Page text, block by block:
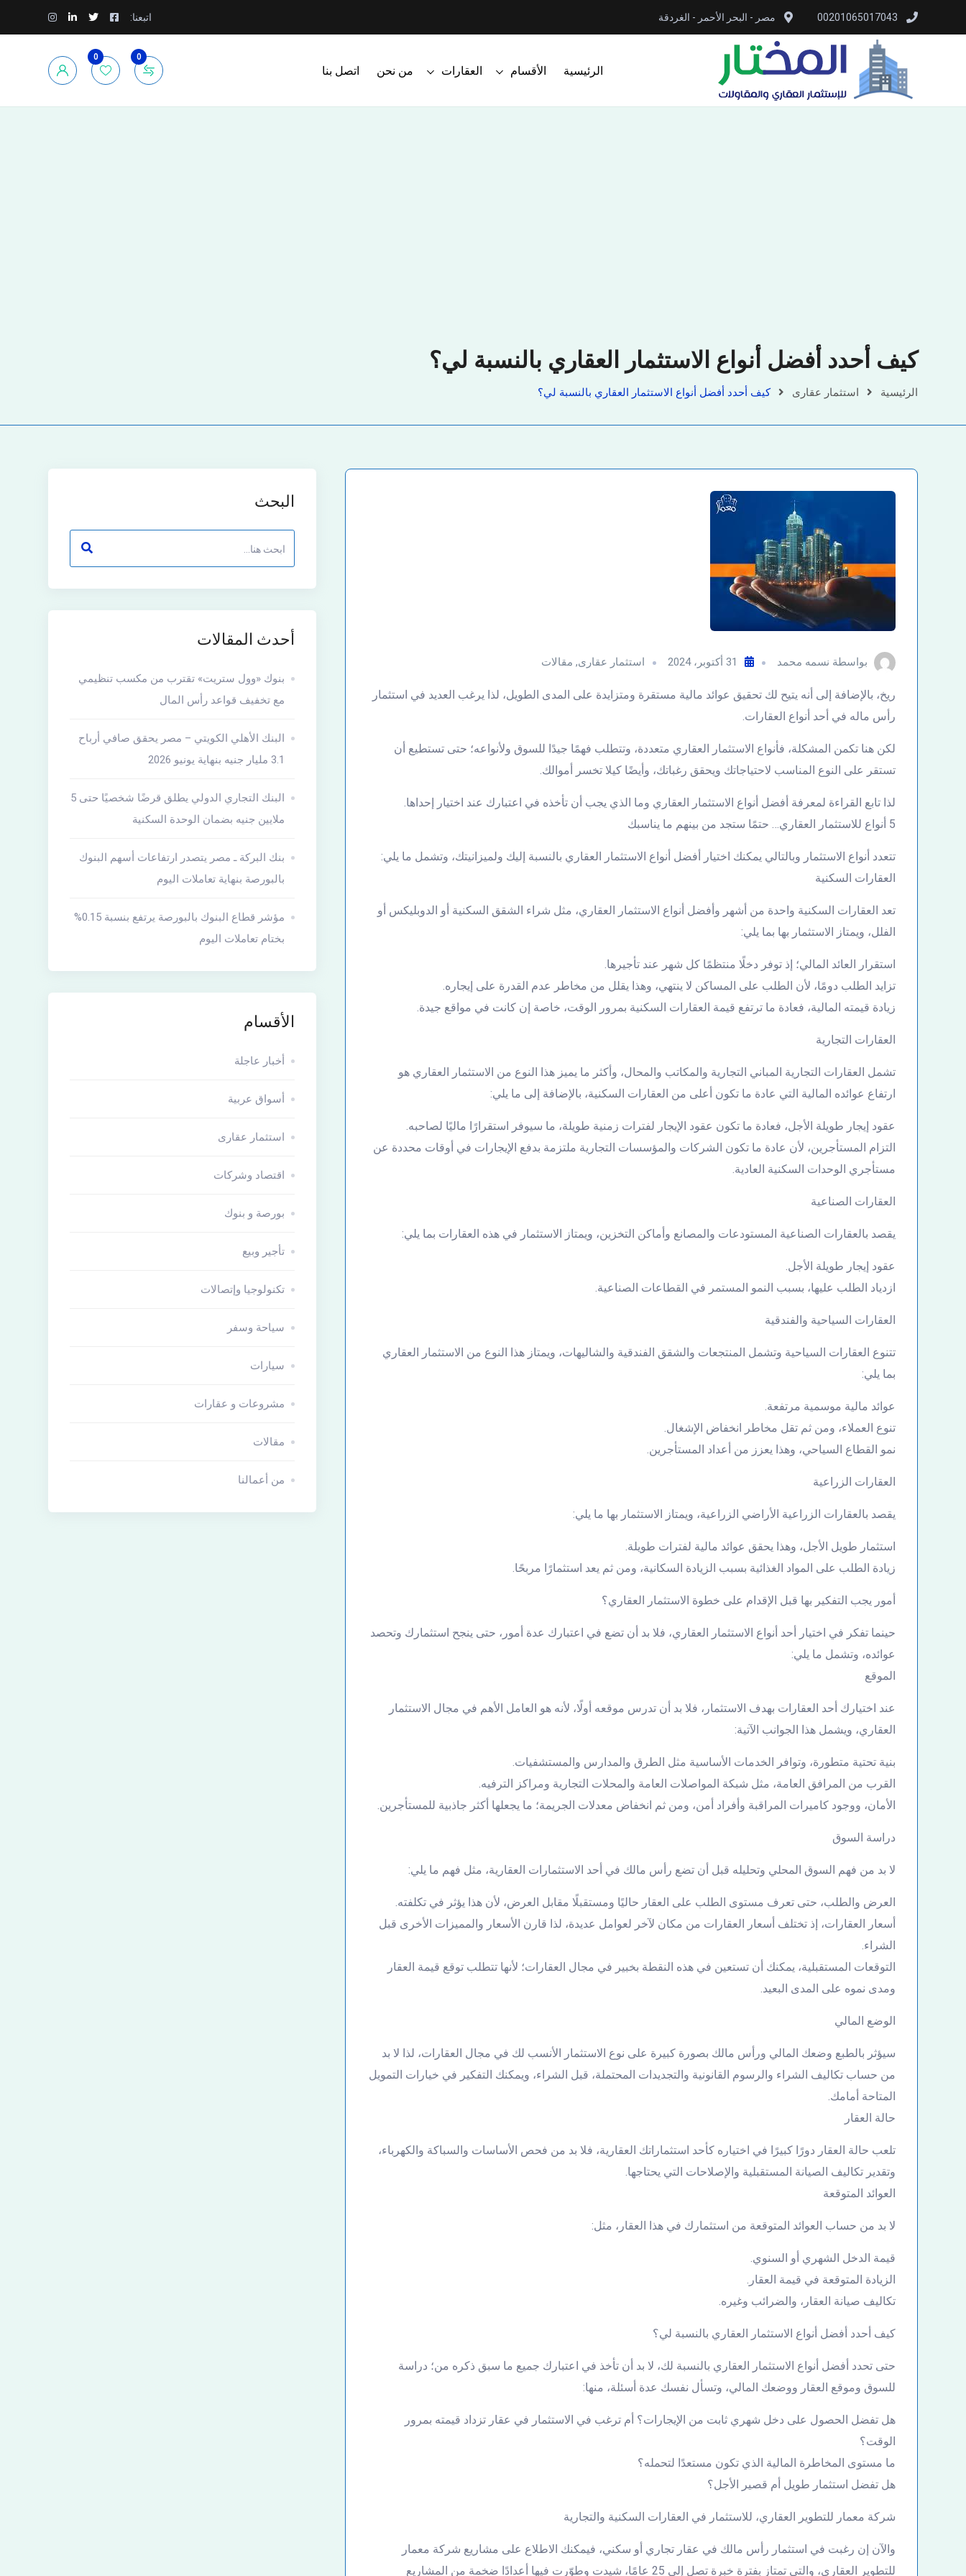
00201065017043 مصر - البحر الأحمر - الغردقة اتبعنا:
الرئيسية الأقسام العقارات من نحن اتصل بنا
0
0
كيف أحدد أفضل أنواع الاستثمار العقاري بالنسبة لي؟
الرئيسية استثمار عقارى كيف أحدد أفضل أنواع الاستثمار العقاري بالنسبة لي؟
بواسطة نسمه محمد 31 أكتوبر، 2024 استثمار عقارى, مقالات
ريخ، بالإضافة إلى أنه يتيح لك تحقيق عوائد مالية مستقرة ومتزايدة على المدى الطويل، لذا يرغب العديد في استثمار
رأس ماله في أحد أنواع العقارات.
لكن هنا تكمن المشكلة، فأنواع الاستثمار العقاري متعددة، وتتطلب فهمًا جيدًا للسوق ولأنواعه؛ حتى تستطيع أن
تستقر على النوع المناسب لاحتياجاتك ويحقق رغباتك، وأيضًا كيلا تخسر أموالك.
لذا تابع القراءة لمعرفة أفضل أنواع الاستثمار العقاري وما الذي يجب أن تأخذه في اعتبارك عند اختيار إحداها.
5 أنواع للاستثمار العقاري… حتمًا ستجد من بينهم ما يناسبك
تتعدد أنواع الاستثمار وبالتالي يمكنك اختيار أفضل أنواع الاستثمار العقاري بالنسبة إليك ولميزانيتك، وتشمل ما يلي:
العقارات السكنية
تعد العقارات السكنية واحدة من أشهر وأفضل أنواع الاستثمار العقاري، مثل شراء الشقق السكنية أو الدوبليكس أو
الفلل، ويمتاز الاستثمار بها بما يلي:
استقرار العائد المالي؛ إذ توفر دخلًا منتظمًا كل شهر عند تأجيرها.
تزايد الطلب دومًا، لأن الطلب على المساكن لا ينتهي، وهذا يقلل من مخاطر عدم القدرة على إيجاره.
زيادة قيمته المالية، فعادة ما ترتفع قيمة العقارات السكنية بمرور الوقت، خاصة إن كانت في مواقع جيدة.
العقارات التجارية
تشمل العقارات التجارية المباني التجارية والمكاتب والمحال، وأكثر ما يميز هذا النوع من الاستثمار العقاري هو
ارتفاع عوائده المالية التي عادة ما تكون أعلى من العقارات السكنية، بالإضافة إلى ما يلي:
عقود إيجار طويلة الأجل، فعادة ما تكون عقود الإيجار لفترات زمنية طويلة، ما سيوفر استقرارًا ماليًا لصاحبه.
التزام المستأجرين، لأن عادة ما تكون الشركات والمؤسسات التجارية ملتزمة بدفع الإيجارات في أوقات محددة عن
مستأجري الوحدات السكنية العادية.
العقارات الصناعية
يقصد بالعقارات الصناعية المستودعات والمصانع وأماكن التخزين، ويمتاز الاستثمار في هذه العقارات بما يلي:
عقود إيجار طويلة الأجل.
ازدياد الطلب عليها، بسبب النمو المستمر في القطاعات الصناعية.
العقارات السياحية والفندقية
تتنوع العقارات السياحية وتشمل المنتجعات والشقق الفندقية والشاليهات، ويمتاز هذا النوع من الاستثمار العقاري
بما يلي:
عوائد مالية موسمية مرتفعة.
تنوع العملاء، ومن ثم تقل مخاطر انخفاض الإشغال.
نمو القطاع السياحي، وهذا يعزز من أعداد المستأجرين.
العقارات الزراعية
يقصد بالعقارات الزراعية الأراضي الزراعية، ويمتاز الاستثمار بها ما يلي:
استثمار طويل الأجل، وهذا يحقق عوائد مالية لفترات طويلة.
زيادة الطلب على المواد الغذائية بسبب الزيادة السكانية، ومن ثم يعد استثمارًا مربحًا.
أمور يجب التفكير بها قبل الإقدام على خطوة الاستثمار العقاري؟
حينما تفكر في اختيار أحد أنواع الاستثمار العقاري، فلا بد أن تضع في اعتبارك عدة أمور، حتى ينجح استثمارك وتحصد
عوائده، وتشمل ما يلي:
الموقع
عند اختيارك أحد العقارات بهدف الاستثمار، فلا بد أن تدرس موقعه أولًا، لأنه هو العامل الأهم في مجال الاستثمار
العقاري، ويشمل هذا الجوانب الآتية:
بنية تحتية متطورة، وتوافر الخدمات الأساسية مثل الطرق والمدارس والمستشفيات.
القرب من المرافق العامة، مثل شبكة المواصلات العامة والمحلات التجارية ومراكز الترفيه.
الأمان، ووجود كاميرات المراقبة وأفراد أمن، ومن ثم انخفاض معدلات الجريمة؛ ما يجعلها أكثر جاذبية للمستأجرين.
دراسة السوق
لا بد من فهم السوق المحلي وتحليله قبل أن تضع رأس مالك في أحد الاستثمارات العقارية، مثل فهم ما يلي:
العرض والطلب، حتى تعرف مستوى الطلب على العقار حاليًا ومستقبلًا مقابل العرض، لأن هذا يؤثر في تكلفته.
أسعار العقارات، إذ تختلف أسعار العقارات من مكان لآخر لعوامل عديدة، لذا قارن الأسعار والمميزات الأخرى قبل
الشراء.
التوقعات المستقبلية، يمكنك أن تستعين في هذه النقطة بخبير في مجال العقارات؛ لأنها تتطلب توقع قيمة العقار
ومدى نموه على المدى البعيد.
الوضع المالي
سيؤثر بالطبع وضعك المالي ورأس مالك بصورة كبيرة على نوع الاستثمار الأنسب لك في مجال العقارات، لذا لا بد
من حساب تكاليف الشراء والرسوم القانونية والتجديدات المحتملة، قبل الشراء، ويمكنك التفكير في خيارات التمويل
المتاحة أمامك.
حالة العقار
تلعب حالة العقار دورًا كبيرًا في اختياره كأحد استثماراتك العقارية، فلا بد من فحص الأساسات والسباكة والكهرباء،
وتقدير تكاليف الصيانة المستقبلية والإصلاحات التي يحتاجها.
العوائد المتوقعة
لا بد من حساب العوائد المتوقعة من استثمارك في هذا العقار، مثل:
قيمة الدخل الشهري أو السنوي.
الزيادة المتوقعة في قيمة العقار.
تكاليف صيانة العقار، والضرائب وغيره.
كيف أحدد أفضل أنواع الاستثمار العقاري بالنسبة لي؟
حتى تحدد أفضل أنواع الاستثمار العقاري بالنسبة لك، لا بد أن تأخذ في اعتبارك جميع ما سبق ذكره من؛ دراسة
للسوق وموقع العقار ووضعك المالي، وتسأل نفسك عدة أسئلة، منها:
هل تفضل الحصول على دخل شهري ثابت من الإيجارات؟ أم ترغب في الاستثمار في عقار تزداد قيمته بمرور
الوقت؟
ما مستوى المخاطرة المالية الذي تكون مستعدًا لتحمله؟
هل تفضل استثمار طويل أم قصير الأجل؟
شركة معمار للتطوير العقاري، للاستثمار في العقارات السكنية والتجارية
والآن إن رغبت في استثمار رأس مالك في عقار تجاري أو سكني، فيمكنك الاطلاع على مشاريع شركة معمار
للتطوير العقاري، والتي تمتاز بفترة خبرة تصل إلى 25 عامًا، شيدت وطوّرت فيها أعدادًا ضخمة من المشاريع
البحث
أحدث المقالات
بنوك «وول ستريت» تقترب من مكسب تنظيمي
مع تخفيف قواعد رأس المال
البنك الأهلي الكويتي – مصر يحقق صافي أرباح
3.1 مليار جنيه بنهاية يونيو 2026
البنك التجاري الدولي يطلق قرضًا شخصيًا حتى 5
ملايين جنيه بضمان الوحدة السكنية
بنك البركة ـ مصر يتصدر ارتفاعات أسهم البنوك
بالبورصة بنهاية تعاملات اليوم
مؤشر قطاع البنوك بالبورصة يرتفع بنسبة 0.15%
بختام تعاملات اليوم
الأقسام
أخبار عاجلة
أسواق عربية
استثمار عقارى
اقتصاد وشركات
بورصة و بنوك
تأجير وبيع
تكنولوجيا وإتصالات
سياحة وسفر
سيارات
مشروعات و عقارات
مقالات
من أعمالنا